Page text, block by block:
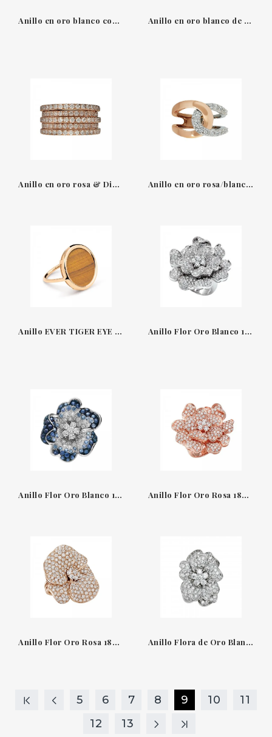
Anillo en oro blanco con esmeraldas & diamantes Leo Pizzo Anillo en oro blanco de 18 qt con 3 diamantes en forma de corazón talla brillante Recarlo
Anillo en oro rosa & Diamantes Leopizzo Anillo en oro rosa/blanco & diamantes Leo Pizzo
Anillo EVER TIGER EYE DISC RING en oro rosa de 18 kilates y ojo de tigre Ginette NY Anillo Flor Oro Blanco 18QT & Diamantes Flora Leo Pizzo
Anillo Flor Oro Blanco 18QT & Diamantes Zafiros azules Flora Leo Pizzo Anillo Flor Oro Rosa 18QT & Diamantes Flora Leo Pizzo
Anillo Flor Oro Rosa 18QT & Diamantes Flora Leo Pizzo Anillo Flora de Oro Blanco 18KT y Diamantes de 3,72ct Leo Pizzo
5 6 7 8 9 10
11
12
13